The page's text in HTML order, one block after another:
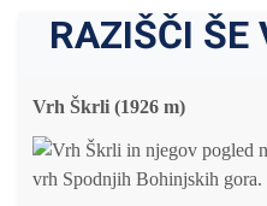
RAZIŠČI ŠE
Vrh Škrli (1926 m)